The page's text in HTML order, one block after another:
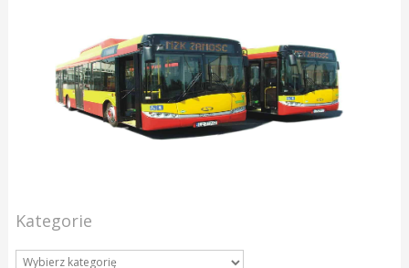
Kategorie